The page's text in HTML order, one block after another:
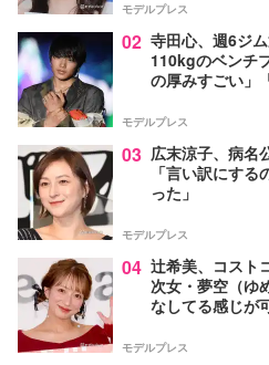
モデルプレス
02 寺田心、週6ジ
110kgのベンチ
の厚みすごい」
モデルプレス
03 広末涼子、病名
「言い訳にす
った」
モデルプレス
04 辻希美、コスト
次女・夢空（ゆ
なしてる感じが
モデルプレス